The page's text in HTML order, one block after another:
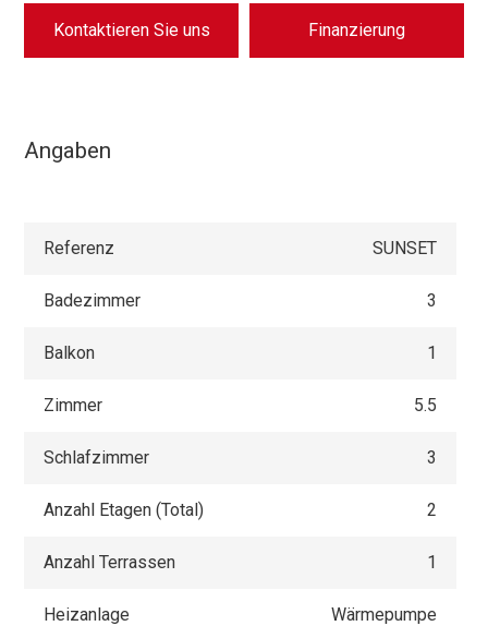
Kontaktieren Sie uns Finanzierung
Angaben
Referenz SUNSET
Badezimmer 3
Balkon 1
Zimmer 5.5
Schlafzimmer 3
Anzahl Etagen (Total) 2
Anzahl Terrassen 1
Heizanlage Wärmepumpe